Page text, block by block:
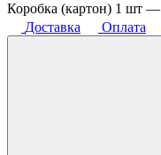
Коробка (картон) 1 шт —
Доставка
Оплата